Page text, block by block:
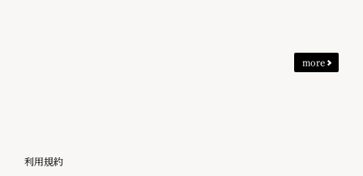
more
利用規約